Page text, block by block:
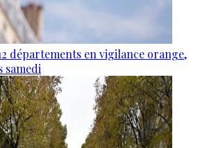
départements en vigilance orange,
samedi